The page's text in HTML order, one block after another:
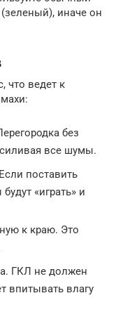
иначе он
что ведет к
без
все шумы.
поставить
«играть» и
к краю. Это
ГКЛ не должен
впитывать влагу